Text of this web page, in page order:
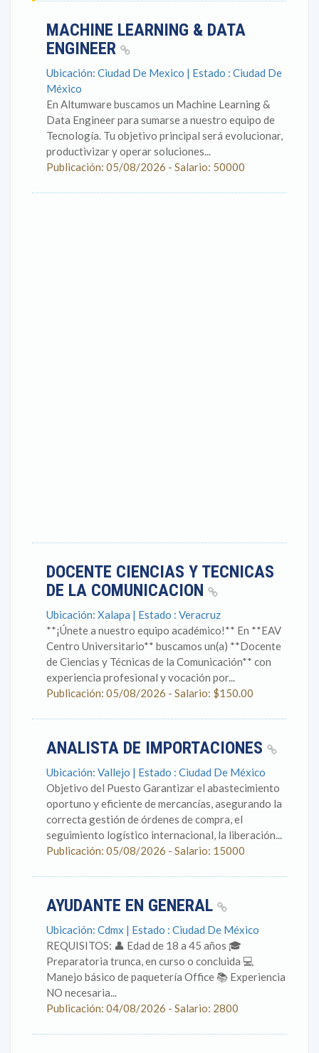
MACHINE LEARNING & DATA
ENGINEER
Ubicación: Ciudad De Mexico | Estado : Ciudad De
México
En Altumware buscamos un Machine Learning &
Data Engineer para sumarse a nuestro equipo de
Tecnología. Tu objetivo principal será evolucionar,
productivizar y operar soluciones...
Publicación: 05/08/2026 - Salario: 50000
DOCENTE CIENCIAS Y TECNICAS
DE LA COMUNICACION
Ubicación: Xalapa | Estado : Veracruz
**¡Únete a nuestro equipo académico!** En **EAV
Centro Universitario** buscamos un(a) **Docente
de Ciencias y Técnicas de la Comunicación** con
experiencia profesional y vocación por...
Publicación: 05/08/2026 - Salario: $150.00
ANALISTA DE IMPORTACIONES
Ubicación: Vallejo | Estado : Ciudad De México
Objetivo del Puesto Garantizar el abastecimiento
oportuno y eficiente de mercancías, asegurando la
correcta gestión de órdenes de compra, el
seguimiento logístico internacional, la liberación...
Publicación: 05/08/2026 - Salario: 15000
AYUDANTE EN GENERAL
Ubicación: Cdmx | Estado : Ciudad De México
REQUISITOS: 👤 Edad de 18 a 45 años 🎓
Preparatoria trunca, en curso o concluida 💻
Manejo básico de paquetería Office 📚 Experiencia
NO necesaria...
Publicación: 04/08/2026 - Salario: 2800